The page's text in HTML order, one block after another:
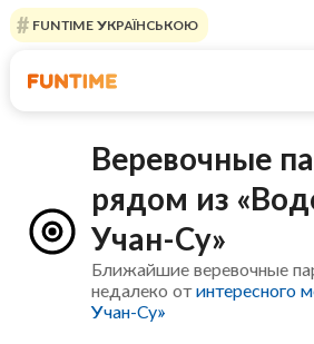
FUNTIME УКРАЇНСЬКОЮ
Веревочные
рядом из
Учан-Су»
Ближайшие веревочные
недалеко отинтересного
Учан-Су»